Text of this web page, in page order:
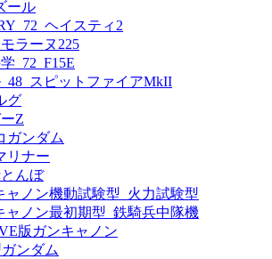
ール
ヘイスティ2
ラーヌ225
_72_F15E
スピットファイアMkII
グ
Z
ガンダム
リナー
んぼ
ャノン機動試験型_火力試験型
ャノン最初期型_鉄騎兵中隊機
版ガンキャノン
ンダム